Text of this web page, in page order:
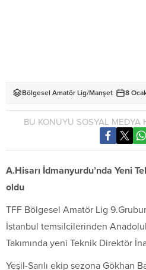
Bölgesel Amatör Lig/Manşet 8
BU KONUYU SOSYAL MEDYA
A.Hisarı İdmanyurdu’nda Yeni
oldu
TFF Bölgesel Amatör Lig
İstanbul temsilcilerinden
Takımında yeni Teknik Direktör
Yeşil-Sarılı ekip sezona Gökhan